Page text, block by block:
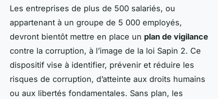
Les entreprises de plus de 500 salariés, ou
appartenant à un groupe de 5 000 employés,
devront bientôt mettre en place un plan de vigilance
contre la corruption, à l’image de la loi Sapin 2. Ce
dispositif vise à identifier, prévenir et réduire les
risques de corruption, d’atteinte aux droits humains
ou aux libertés fondamentales. Sans plan, les